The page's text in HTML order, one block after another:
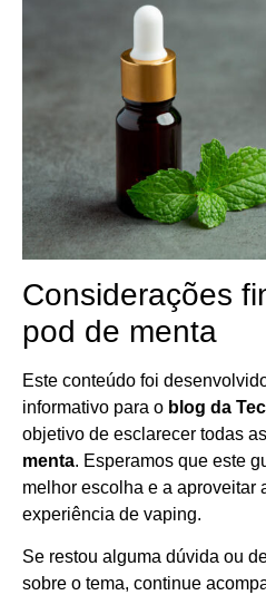
Considerações
pod de menta
Este conteúdo foi
informativo para o blog da
objetivo de esclarecer todas
menta. Esperamos que este
melhor escolha e a aproveitar
experiência de vaping.
Se restou alguma dúvida ou
sobre o tema, continue